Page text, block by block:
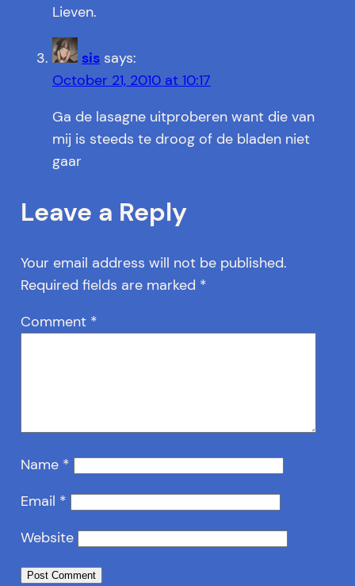
Lieven.
sis says:
October 21, 2010 at 10:17
Ga de lasagne uitproberen want die van
mij is steeds te droog of de bladen niet
gaar
Leave a Reply
Your email address will not be published.
Required fields are marked *
Comment *
Name *
Email *
Website